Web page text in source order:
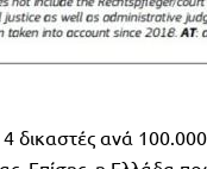
4 δικαστές ανά